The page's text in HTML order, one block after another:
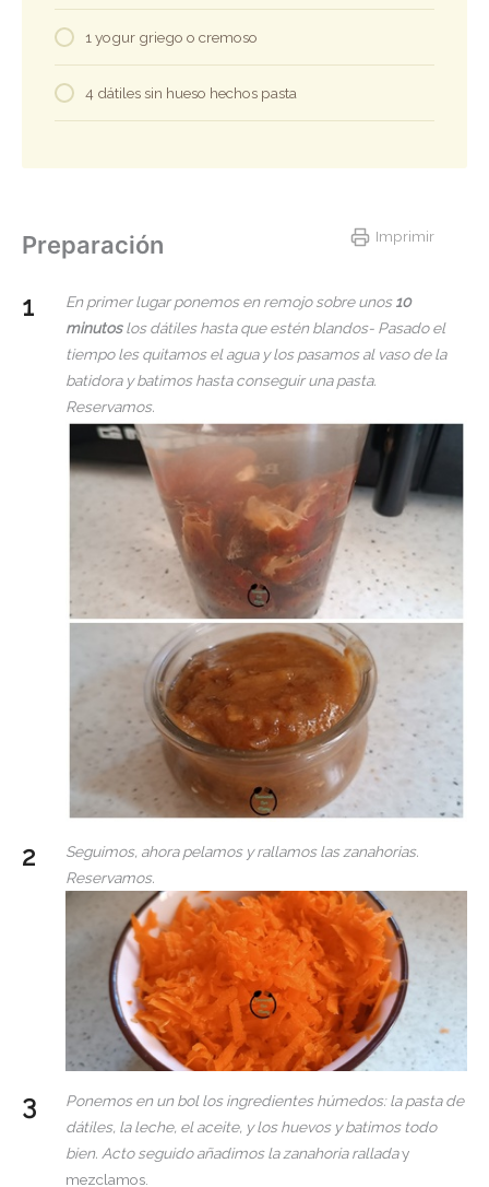
1 yogur griego o cremoso
4 dátiles sin hueso hechos pasta
Imprimir
Preparación
En primer lugar ponemos en remojo sobre unos10
minutoslos dátiles hasta que estén blandos- Pasado el
tiempo les quitamos el agua y los pasamos al vaso de la
batidora y batimos hasta conseguir una pasta.
Reservamos.
Seguimos, ahora pelamos y rallamos las zanahorias.
Reservamos.
Ponemos en un bol los ingredientes húmedos: la pasta de
dátiles, la leche, el aceite, y los huevos y batimos todo
bien. Acto seguido añadimos la zanahoria ralladay
mezclamos.